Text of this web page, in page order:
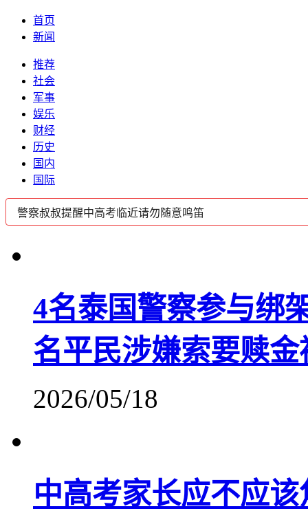
首页
新闻
推荐
社会
军事
娱乐
财经
历史
国内
国际
4名泰国警察参与绑
名平民涉嫌索要赎金
2026/05/18
中高考家长应不应